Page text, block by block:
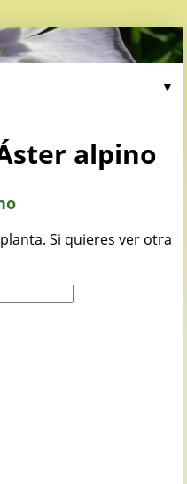
▼
alpino
Si quieres ver otra